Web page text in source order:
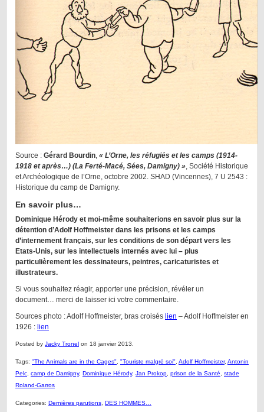
Source : Gérard Bourdin, « L’Orne, les réfugiés et les camps (1914-
1918 et après…) (La Ferté-Macé, Sées, Damigny) », Société Historique
et Archéologique de l’Orne, octobre 2002. SHAD (Vincennes), 7 U 2543 :
Historique du camp de Damigny.
En savoir plus…
Dominique Hérody et moi-même souhaiterions en savoir plus sur la
détention d’Adolf Hoffmeister dans les prisons et les camps
d’internement français, sur les conditions de son départ vers les
Etats-Unis, sur les intellectuels internés avec lui – plus
particulièrement les dessinateurs, peintres, caricaturistes et
illustrateurs.
Si vous souhaitez réagir, apporter une précision, révéler un
document… merci de laisser ici votre commentaire.
Sources photo : Adolf Hoffmeister, bras croisés lien – Adolf Hoffmeister en
1926 : lien
Posted by Jacky Tronel on 18 janvier 2013.
Tags: "The Animals are in the Cages" "Touriste malgré soi" Adolf Hoffmeister, Antonin
Pelc camp de Damigny, Dominique Hérody, Jan Prokop prison de la Santé
stade
Roland-Garros
Categories: Dernières parutions DES HOMMES…